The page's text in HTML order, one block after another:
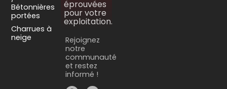
Bétonnières
portées
Charrues à
neige
éprouvées
pour votre
exploitation.
Rejoignez
notre
communauté
et restez
informé !